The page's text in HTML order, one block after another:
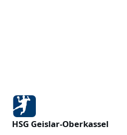
HSG Geislar-Oberkassel